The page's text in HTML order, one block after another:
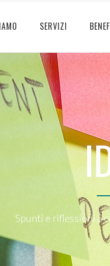
SERVIZI
Spunti e riflessioni a